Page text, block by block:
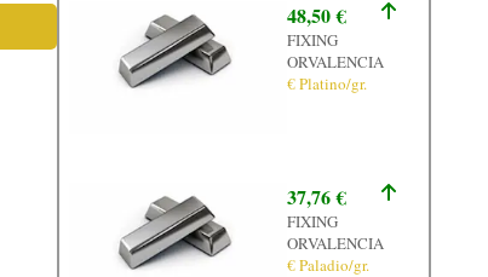
48,50 €
FIXING
ORVALENCIA
€ Platino/gr.
37,76 €
FIXING
ORVALENCIA
€ Paladio/gr.